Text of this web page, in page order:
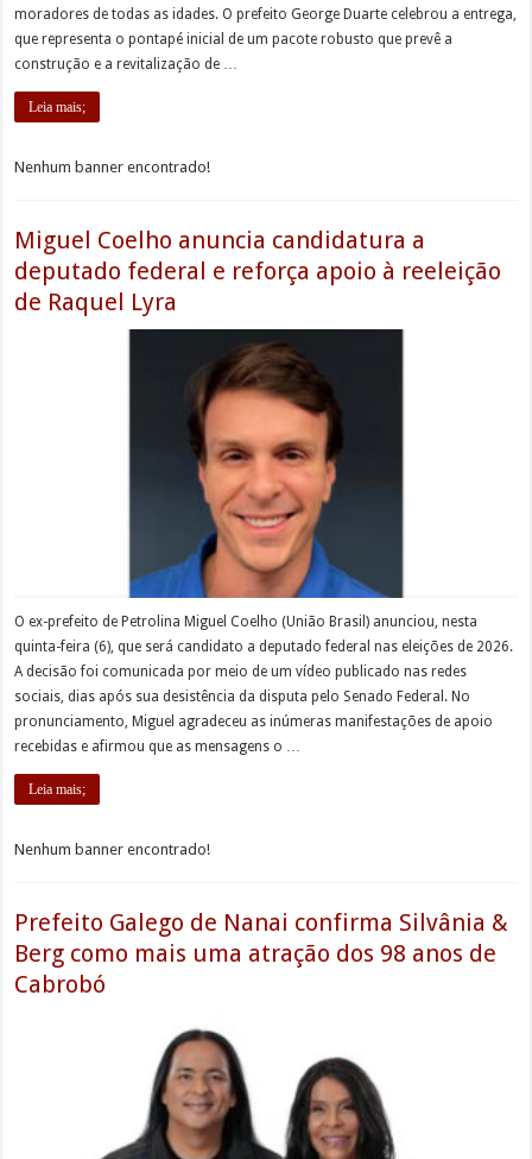
moradores de todas as idades. O prefeito George Duarte celebrou a entrega,
que representa o pontapé inicial de um pacote robusto que prevê a
construção e a revitalização de …
Leia mais;
Nenhum banner encontrado!
Miguel Coelho anuncia candidatura a
deputado federal e reforça apoio à reeleição
de Raquel Lyra
O ex-prefeito de Petrolina Miguel Coelho (União Brasil) anunciou, nesta
quinta-feira (6), que será candidato a deputado federal nas eleições de 2026.
A decisão foi comunicada por meio de um vídeo publicado nas redes
sociais, dias após sua desistência da disputa pelo Senado Federal. No
pronunciamento, Miguel agradeceu as inúmeras manifestações de apoio
recebidas e afirmou que as mensagens o …
Leia mais;
Nenhum banner encontrado!
Prefeito Galego de Nanai confirma Silvânia &
Berg como mais uma atração dos 98 anos de
Cabrobó